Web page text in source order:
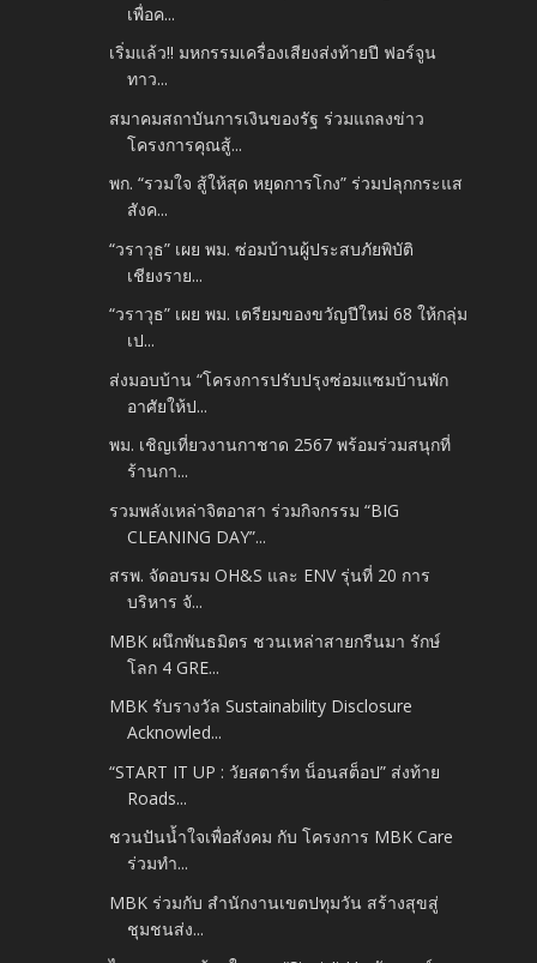
เพื่อค...
เริ่มแล้ว!! มหกรรมเครื่องเสียงส่งท้ายปี ฟอร์จูน
ทาว...
สมาคมสถาบันการเงินของรัฐ ร่วมแถลงข่าว
โครงการคุณสู้...
พก. “รวมใจ สู้ให้สุด หยุดการโกง” ร่วมปลุกกระแส
สังค...
“วราวุธ” เผย พม. ซ่อมบ้านผู้ประสบภัยพิบัติ
เชียงราย...
“วราวุธ” เผย พม. เตรียมของขวัญปีใหม่ 68 ให้กลุ่ม
เป...
ส่งมอบบ้าน “โครงการปรับปรุงซ่อมแซมบ้านพัก
อาศัยให้ป...
พม. เชิญเที่ยวงานกาชาด 2567 พร้อมร่วมสนุกที่
ร้านกา...
รวมพลังเหล่าจิตอาสา ร่วมกิจกรรม “BIG
CLEANING DAY”...
สรพ. จัดอบรม OH&S และ ENV รุ่นที่ 20 การ
บริหาร จั...
MBK ผนึกพันธมิตร ชวนเหล่าสายกรีนมา รักษ์
โลก 4 GRE...
MBK รับรางวัล Sustainability Disclosure
Acknowled...
“START IT UP : วัยสตาร์ท น็อนสต็อป” ส่งท้าย
Roads...
ชวนปันน้ำใจเพื่อสังคม กับ โครงการ MBK Care
ร่วมทำ...
MBK ร่วมกับ สำนักงานเขตปทุมวัน สร้างสุขสู่
ชุมชนส่ง...